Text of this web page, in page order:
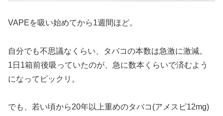
VAPEを吸い始めてから1週間ほど。
自分でも不思議なくらい、タバコの本数は急激に激減。
1日1箱前後吸っていたのが、急に数本くらいで済むよう
になってビックリ。
でも、若い頃から20年以上重めのタバコ(アメスピ12mg)